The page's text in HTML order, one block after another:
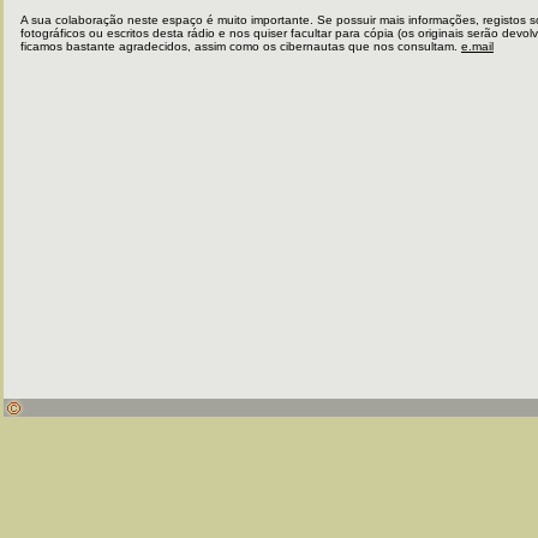
A sua colaboração neste espaço é muito importante. Se possuir mais informações, registos
fotográficos ou escritos desta rádio e nos quiser facultar para cópia (os originais serão
ficamos bastante agradecidos, assim como os cibernautas que nos consultam. e.mail